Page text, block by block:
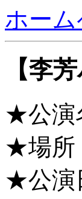
ホー
【李
★公演
★場所
★公演